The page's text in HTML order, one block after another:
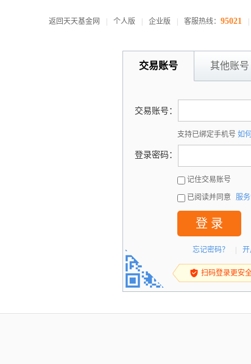
返回天天基金网 个人版 企业版 客服热线： 95021
交易账号 其他账号
交易账号：
支持已绑定手机号 如
登录密码：
记住交易账号
已阅读并同意 服
登 录
忘记密码？
扫码登录更安